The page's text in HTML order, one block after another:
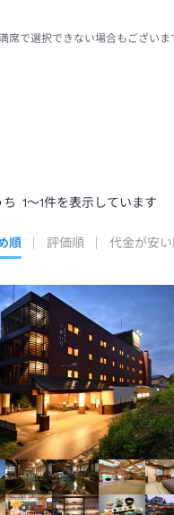
で選択できない場合もございま
1～1件を表示しています
順 評価順 代金が安い